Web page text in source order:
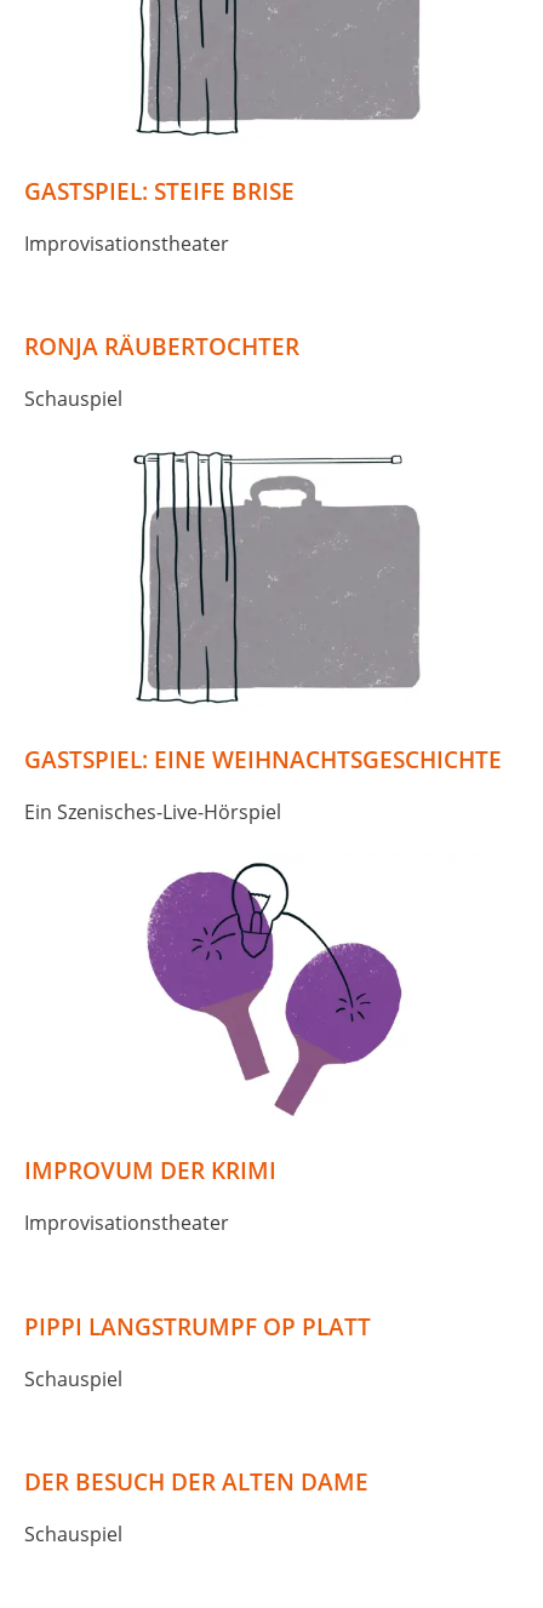
GASTSPIEL: STEIFE BRISE
Improvisationstheater
RONJA RÄUBERTOCHTER
Schauspiel
GASTSPIEL: EINE WEIHNACHTSGESCHICHTE
Ein Szenisches-Live-Hörspiel
IMPROVUM DER KRIMI
Improvisationstheater
PIPPI LANGSTRUMPF OP PLATT
Schauspiel
DER BESUCH DER ALTEN DAME
Schauspiel